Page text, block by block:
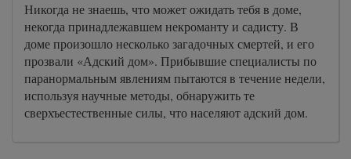
Никогда не знаешь, что может ожидать тебя в доме,
некогда принадлежавшем некроманту и садисту. В
доме произошло несколько загадочных смертей, и его
прозвали «Адский дом». Прибывшие специалисты по
паранормальным явлениям пытаются в течение недели,
используя научные методы, обнаружить те
сверхъестественные силы, что населяют адский дом.